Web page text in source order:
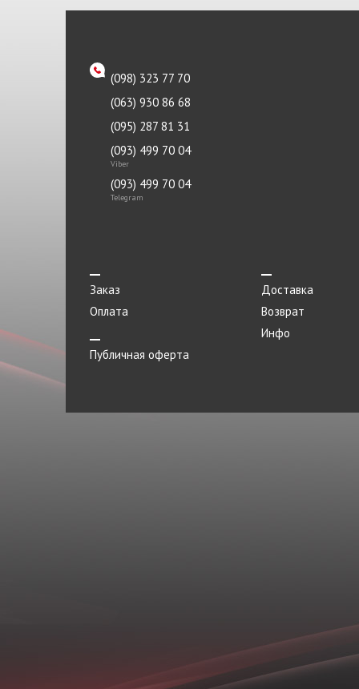
Подстаканник
Подушка
Подшипник
Полукольцо коленвала
Поршень
Пробка
(098) 323 77 70
(063) 930 86 68
(095) 287 81 31
(093) 499 70 04
Viber
(093) 499 70 04
Telegram
Заказ
Оплата
Доставка
Возврат
Инфо
Публичная оферта